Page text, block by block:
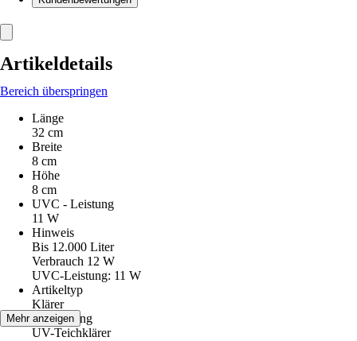
Artikeldetails
Bereich überspringen
Länge
32 cm
Breite
8 cm
Höhe
8 cm
UVC - Leistung
11 W
Hinweis
Bis 12.000 Liter
Verbrauch 12 W
UVC-Leistung: 11 W
Artikeltyp
Klärer
Ausführung
UV-Teichklärer
Mehr anzeigen